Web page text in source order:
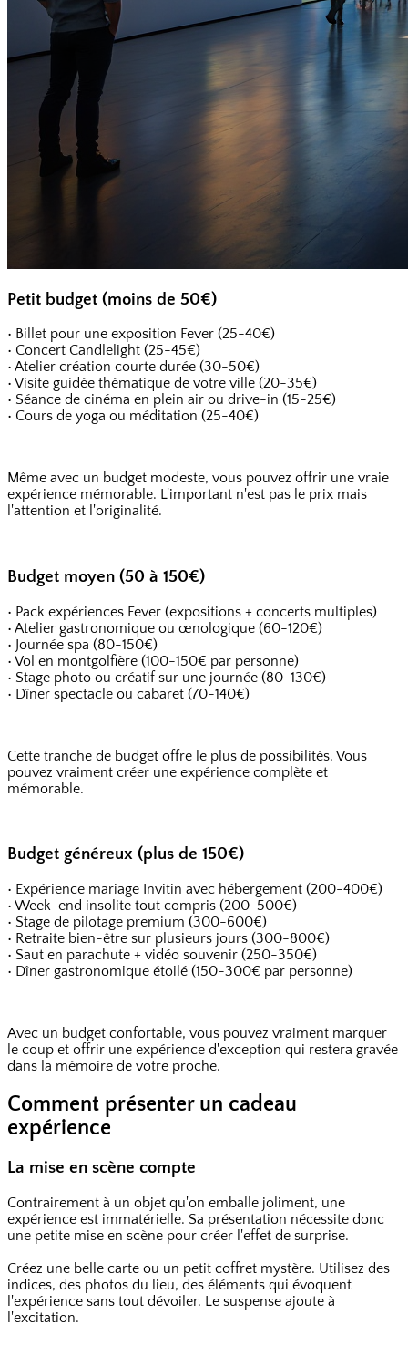
Petit budget (moins de 50€)
• Billet pour une exposition Fever (25-40€)
• Concert Candlelight (25-45€)
• Atelier création courte durée (30-50€)
• Visite guidée thématique de votre ville (20-35€)
• Séance de cinéma en plein air ou drive-in (15-25€)
• Cours de yoga ou méditation (25-40€)
Même avec un budget modeste, vous pouvez offrir une vraie
expérience mémorable. L'important n'est pas le prix mais
l'attention et l'originalité.
Budget moyen (50 à 150€)
• Pack expériences Fever (expositions + concerts multiples)
• Atelier gastronomique ou œnologique (60-120€)
• Journée spa (80-150€)
• Vol en montgolfière (100-150€ par personne)
• Stage photo ou créatif sur une journée (80-130€)
• Dîner spectacle ou cabaret (70-140€)
Cette tranche de budget offre le plus de possibilités. Vous
pouvez vraiment créer une expérience complète et
mémorable.
Budget généreux (plus de 150€)
• Expérience mariage Invitin avec hébergement (200-400€)
• Week-end insolite tout compris (200-500€)
• Stage de pilotage premium (300-600€)
• Retraite bien-être sur plusieurs jours (300-800€)
• Saut en parachute + vidéo souvenir (250-350€)
• Dîner gastronomique étoilé (150-300€ par personne)
Avec un budget confortable, vous pouvez vraiment marquer
le coup et offrir une expérience d'exception qui restera gravée
dans la mémoire de votre proche.
Comment présenter un cadeau
expérience
La mise en scène compte
Contrairement à un objet qu'on emballe joliment, une
expérience est immatérielle. Sa présentation nécessite donc
une petite mise en scène pour créer l'effet de surprise.
Créez une belle carte ou un petit coffret mystère. Utilisez des
indices, des photos du lieu, des éléments qui évoquent
l'expérience sans tout dévoiler. Le suspense ajoute à
l'excitation.